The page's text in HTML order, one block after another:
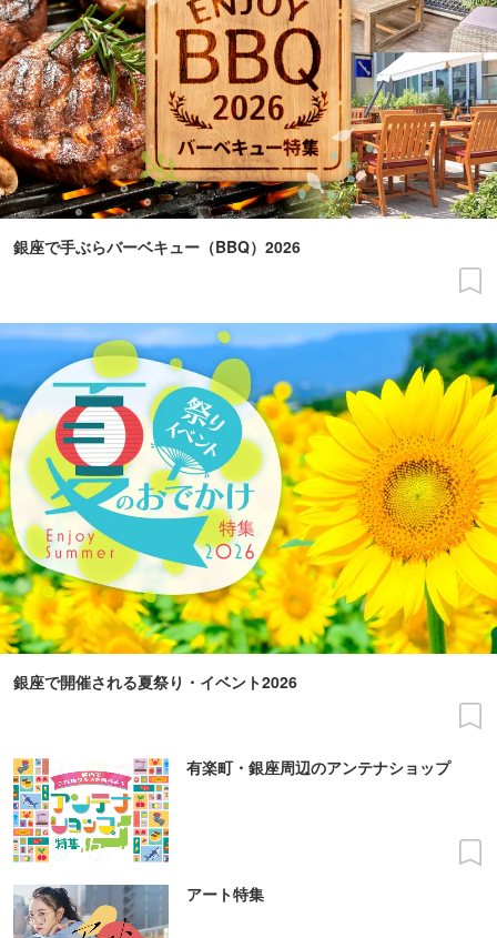
銀座で手ぶらバーベキュー（BBQ）2026
銀座で開催される夏祭り・イベント2026
有楽町・銀座周辺のアンテナショップ
アート特集